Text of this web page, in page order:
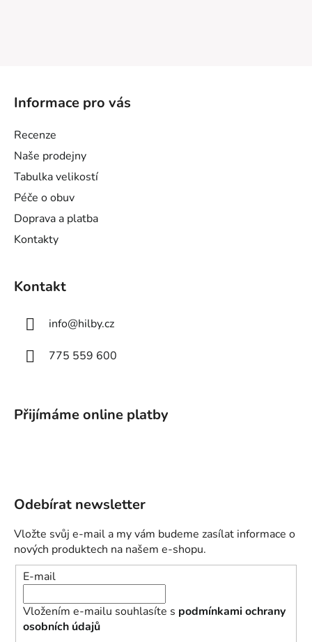
Informace pro vás
Recenze
Naše prodejny
Tabulka velikostí
Péče o obuv
Doprava a platba
Kontakty
Kontakt
info@hilby.cz
775 559 600
Přijímáme online platby
Odebírat newsletter
Vložte svůj e-mail a my vám budeme zasílat informace o
nových produktech na našem e-shopu.
E-mail
Vložením e-mailu souhlasíte s podmínkami ochrany
osobních údajů